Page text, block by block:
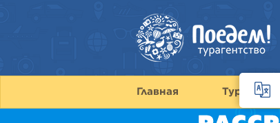
Главная Туры